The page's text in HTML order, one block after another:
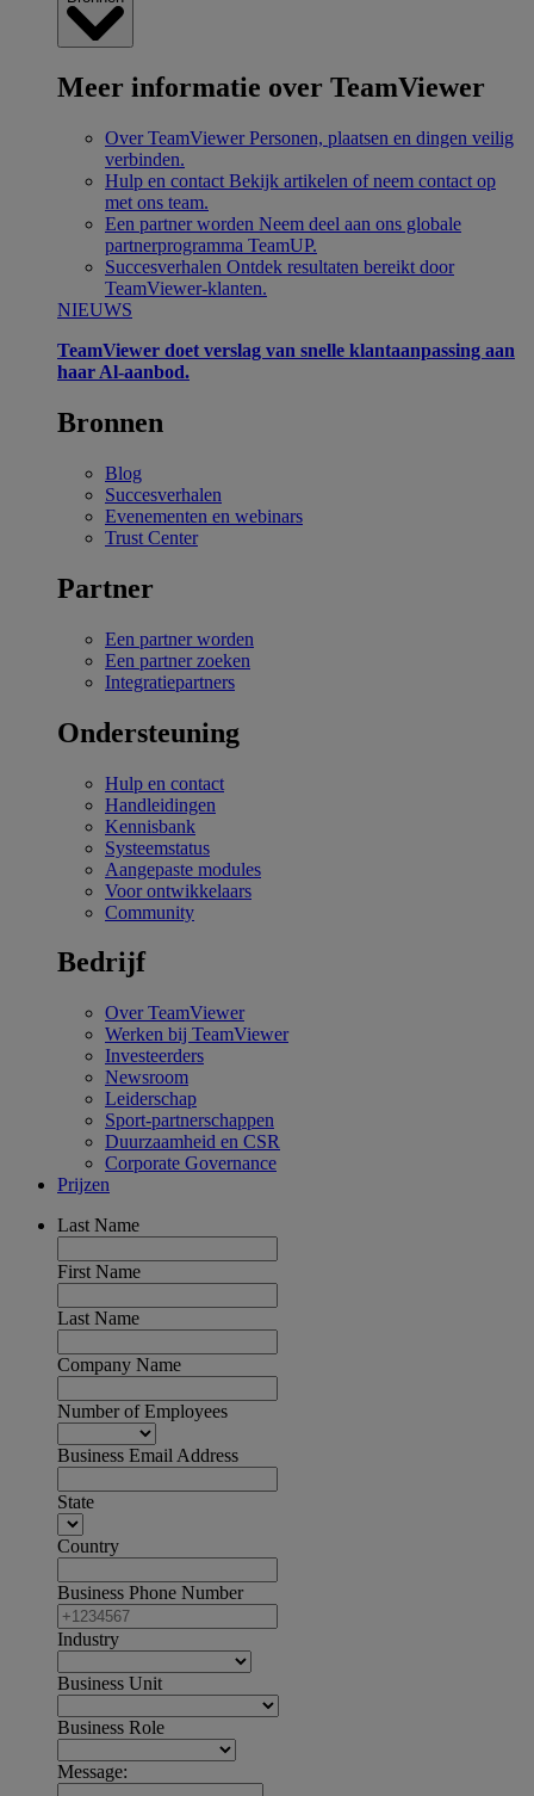
Meer informatie over TeamViewer
Over TeamViewer Personen, plaatsen en dingen veilig
verbinden.
Hulp en contact Bekijk artikelen of neem contact op
met ons team.
Een partner worden Neem deel aan ons globale
partnerprogramma TeamUP.
Succesverhalen Ontdek resultaten bereikt door
TeamViewer-klanten.
NIEUWS
TeamViewer doet verslag van snelle klantaanpassing aan
haar Al-aanbod.
Bronnen
Blog
Succesverhalen
Evenementen en webinars
Trust Center
Partner
Een partner worden
Een partner zoeken
Integratiepartners
Ondersteuning
Hulp en contact
Handleidingen
Kennisbank
Systeemstatus
Aangepaste modules
Voor ontwikkelaars
Community
Bedrijf
Over TeamViewer
Werken bij TeamViewer
Investeerders
Newsroom
Leiderschap
Sport-partnerschappen
Duurzaamheid en CSR
Corporate Governance
Prijzen
Last Name
First Name
Last Name
Company Name
Number of Employees
Business Email Address
State
Country
Business Phone Number
Industry
Business Unit
Business Role
Message: